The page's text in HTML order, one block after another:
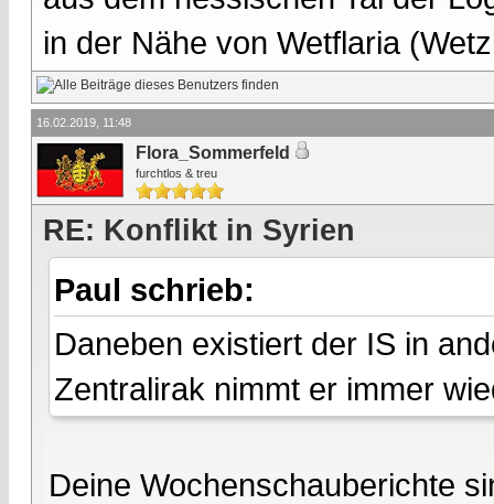
in der Nähe von Wetflaria
16.02.2019, 11:48
Flora_Sommerfeld
furchtlos & treu
RE: Konflikt in Syrien
Paul schrieb:
Daneben existiert der IS in
Zentralirak nimmt er immer
Deine Wochenschauberichte